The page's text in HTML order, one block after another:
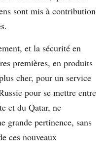
sont mis à contribution
et la sécurité en
premières, en produits
cher, pour un service
pour se mettre entre
et du Qatar, ne
grande pertinence, sans
ces nouveaux